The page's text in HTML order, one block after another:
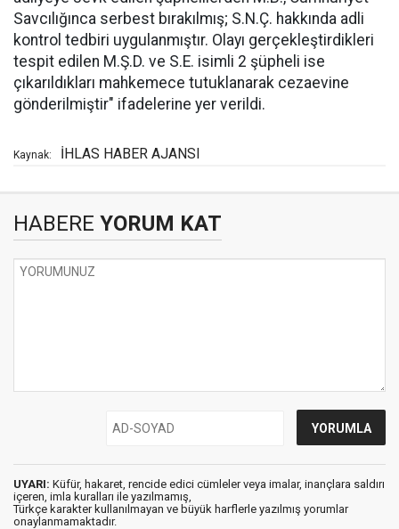
Savcılığınca serbest bırakılmış; S.N.Ç. hakkında adli
kontrol tedbiri uygulanmıştır. Olayı gerçekleştirdikleri
tespit edilen M.Ş.D. ve S.E. isimli 2 şüpheli ise
çıkarıldıkları mahkemece tutuklanarak cezaevine
gönderilmiştir" ifadelerine yer verildi.
Kaynak: İHLAS HABER AJANSI
HABERE YORUM KAT
UYARI: Küfür, hakaret, rencide edici cümleler veya imalar, inançlara saldırı
içeren, imla kuralları ile yazılmamış,
Türkçe karakter kullanılmayan ve büyük harflerle yazılmış yorumlar
onaylanmamaktadır.